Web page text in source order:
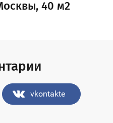
40 м2
vkontakte